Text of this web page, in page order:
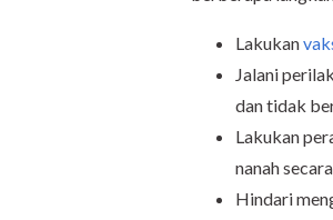
Lakukan
Jalani
dan tidak
Lakukan
nanah
Hindari